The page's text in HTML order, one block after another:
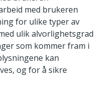
med brukeren
for ulike typer av
ulik alvorlighetsgrad
som kommer fram i
kan
og for å sikre